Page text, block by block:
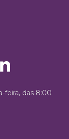
feira, das 8:00